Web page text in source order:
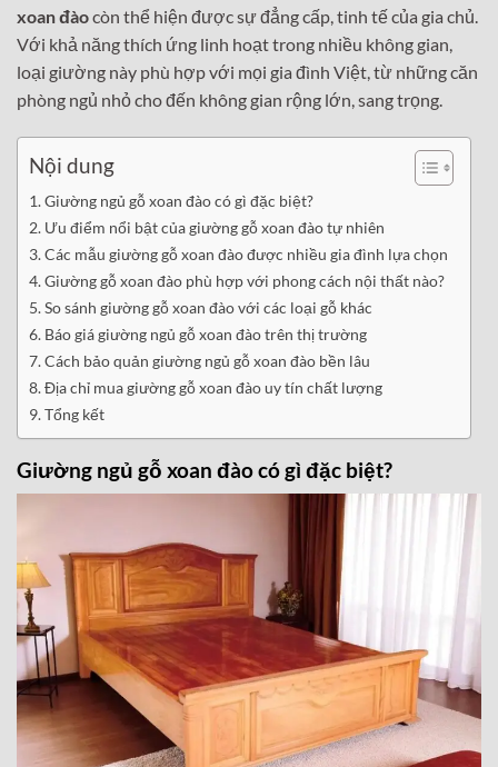
xoan đàocòn thể hiện được sự đẳng cấp, tinh tế của gia chủ.
Với khả năng thích ứng linh hoạt trong nhiều không gian,
loại giường này phù hợp với mọi gia đình Việt, từ những căn
phòng ngủ nhỏ cho đến không gian rộng lớn, sang trọng.
Nội dung
Giường ngủ gỗ xoan đào có gì đặc biệt?
Ưu điểm nổi bật của giường gỗ xoan đào tự nhiên
Các mẫu giường gỗ xoan đào được nhiều gia đình lựa chọn
Giường gỗ xoan đào phù hợp với phong cách nội thất nào?
So sánh giường gỗ xoan đào với các loại gỗ khác
Báo giá giường ngủ gỗ xoan đào trên thị trường
Cách bảo quản giường ngủ gỗ xoan đào bền lâu
Địa chỉ mua giường gỗ xoan đào uy tín chất lượng
Tổng kết
Giường ngủ gỗ xoan đào có gì đặc biệt?